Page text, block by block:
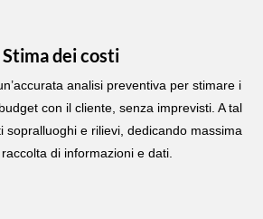
Stima dei costi
analisi preventiva per stimare i
con il cliente, senza imprevisti. A tal
sopralluoghi e rilievi, dedicando massima
di informazioni e dati.